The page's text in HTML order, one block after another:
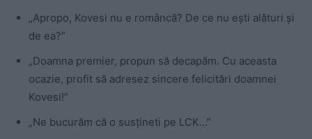
„Apropo, Kovesi nu e româncă? De ce nu ești alături și
de ea?”
„Doamna premier, propun să decapăm. Cu aceasta
ocazie, profit să adresez sincere felicitări doamnei
Kovesi!”
„Ne bucurăm că o susțineti pe LCK…”